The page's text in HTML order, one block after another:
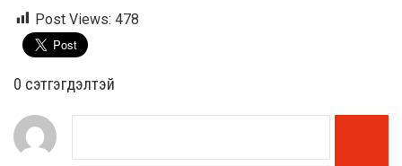
Post Views: 478
0 cэтгэгдэлтэй